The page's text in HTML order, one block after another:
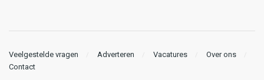
Veelgestelde vragen Adverteren Vacatures
Over ons
Contact